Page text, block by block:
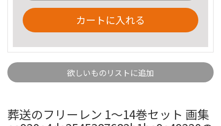
カートに入れる
欲しいものリストに追加
葬送のフリーレン 1〜14巻セット 画集